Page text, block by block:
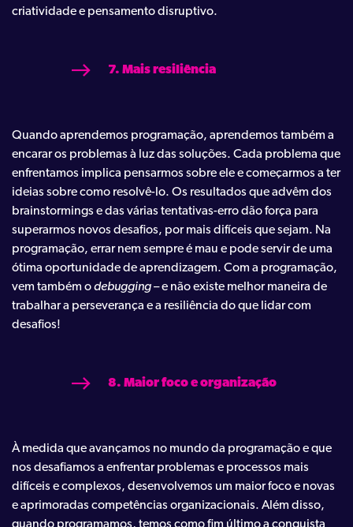
criatividade e pensamento disruptivo.
7. Mais resiliência
Quando aprendemos programação, aprendemos também a
encarar os problemas à luz das soluções. Cada problema que
enfrentamos implica pensarmos sobre ele e começarmos a ter
ideias sobre como resolvê-lo. Os resultados que advêm dos
brainstormings e das várias tentativas-erro dão força para
superarmos novos desafios, por mais difíceis que sejam. Na
programação, errar nem sempre é mau e pode servir de uma
ótima oportunidade de aprendizagem. Com a programação,
vem também odebugging– e não existe melhor maneira de
trabalhar a perseverança e a resiliência do que lidar com
desafios!
8. Maior foco e organização
À medida que avançamos no mundo da programação e que
nos desafiamos a enfrentar problemas e processos mais
difíceis e complexos, desenvolvemos um maior foco e novas
e aprimoradas competências organizacionais. Além disso,
quando programamos, temos como fim último a conquista